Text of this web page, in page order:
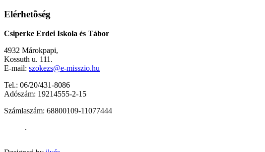
Elérhetõség
Csiperke Erdei Iskola és Tábor
4932 Márokpapi,
Kossuth u. 111.
E-mail: szokezs@e-misszio.hu
Tel.: 06/20/431-8086
Adószám: 19214555-2-15
Számlaszám: 68800109-11077444
.